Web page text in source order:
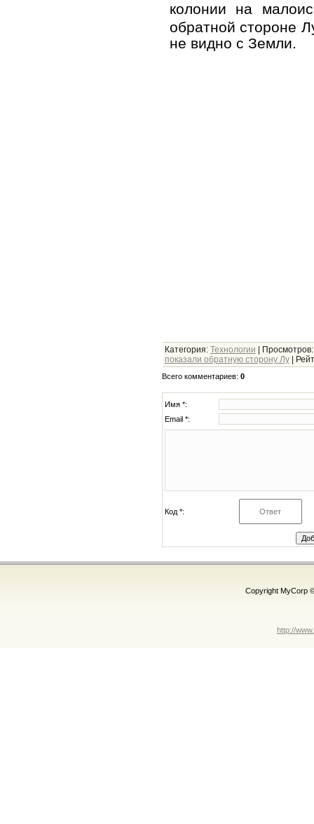
колонии на
обратной стороне
не видно с Земли.
Категория: Технологии Просмотров
показали обратную сторону Лу|
Всего комментариев: 0
Имя *:
Email *:
Код *:
Copyright MyCorp
http://